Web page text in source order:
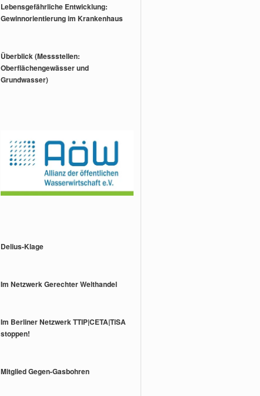
Lebensgefährliche Entwicklung:
Gewinnorientierung im Krankenhaus
Überblick (Messstellen:
Oberflächengewässer und
Grundwasser)
Delius-Klage
Im Netzwerk Gerechter Welthandel
Im Berliner Netzwerk TTIP|CETA|TiSA
stoppen!
Mitglied Gegen-Gasbohren